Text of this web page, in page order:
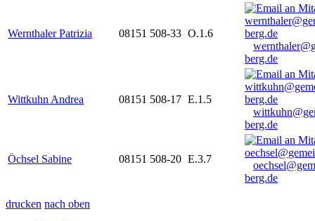
Wernthaler Patrizia 08151 508-33 O.1.6
berg.de
Wittkuhn Andrea 08151 508-17 E.1.5
berg.de
Öchsel Sabine 08151 508-20 E.3.7
berg.de
drucken nach oben